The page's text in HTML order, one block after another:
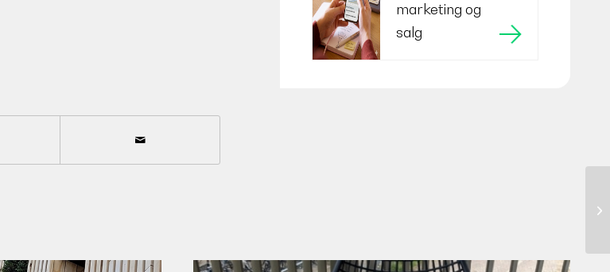
marketing og
salg